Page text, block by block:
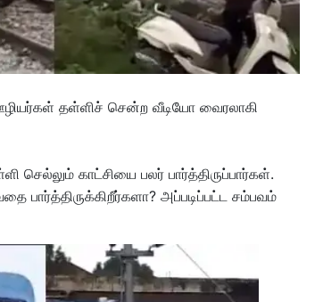
ஊழியர்கள் தள்ளிச் சென்ற வீடியோ வைரலாகி
செல்லும் காட்சியை பலர் பார்த்திருப்பார்கள்.
பார்த்திருக்கிறீர்களா? அப்படிப்பட்ட சம்பவம்